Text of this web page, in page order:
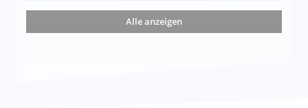
die 15 besten Möglichkeiten
Alle anzeigen